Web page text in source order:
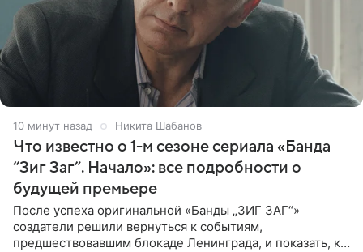
10 минут назад Никита Шабанов
Что известно о 1-м сезоне сериала «Банда
“Зиг Заг”. Начало»: все подробности о
будущей премьере
После успеха оригинальной «Банды „ЗИГ ЗАГ“»
создатели решили вернуться к событиям,
предшествовавшим блокаде Ленинграда, и показать, как